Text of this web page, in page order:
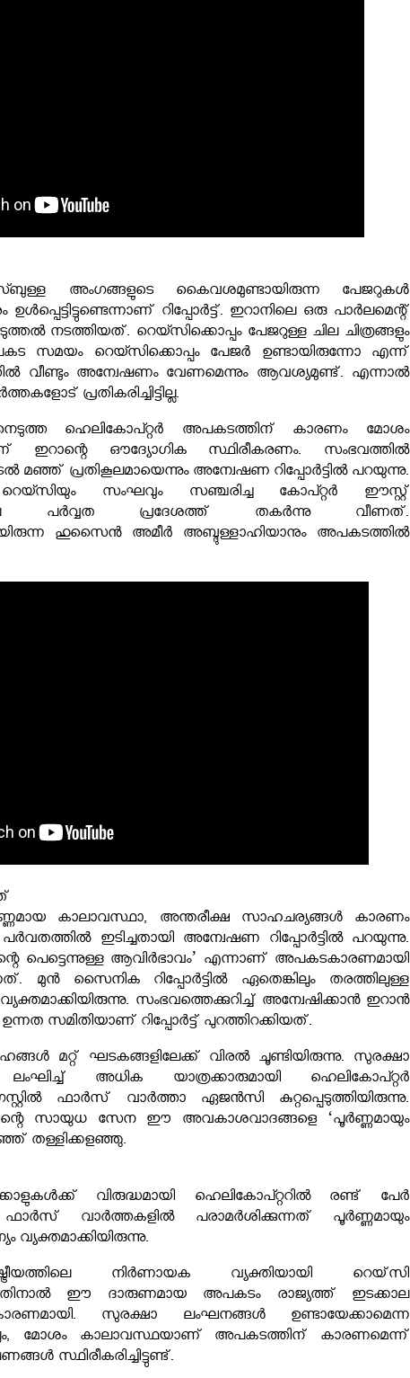
അംഗങ്ങളുടെ കൈവശമുണ്ടായിരുന്ന പേജറുകൾ
റിപ്പോർട്ട്. ഇറാനിലെ ഒരു പാർലമെന്റ്
നടത്തിയത്. റെയ്സിക്കൊപ്പം പേജറുള്ള ചില ചിത്രങ്ങളും
സമയം റെയ്സിക്കൊപ്പം പേജർ ഉണ്ടായിരുന്നോ എന്ന്
വീണ്ടും അന്വേഷണം വേണമെന്നും ആവശ്യമുണ്ട്. എന്നാൽ
പ്രതികരിച്ചിട്ടില്ല.
ഹെലികോപ്റ്റർ അപകടത്തിന് കാരണം മോശം
ഇറാന്റെ ഔദ്യോഗിക സ്ഥിരീകരണം. സംഭവത്തിൽ
മഞ്ഞ് പ്രതികൂലമായെന്നും അന്വേഷണ റിപ്പോർട്ടിൽ പറയുന്നു.
സംഘവും സഞ്ചരിച്ച കോപ്റ്റർ ഈസ്റ്റ്
പർവ്വത പ്രദേശത്ത് തകർന്നു വീണത്.
ഹുസൈൻ അമീർ അബ്ദുള്ളാഹിയാനും അപകടത്തിൽ
കാലാവസ്ഥാ, അന്തരീക്ഷ സാഹചര്യങ്ങള്‍ കാരണം
ഇടിച്ചതായി അന്വേഷണ റിപ്പോര്‍ട്ടില്‍ പറയുന്നു.
പെട്ടെന്നുള്ള ആവിര്‍ഭാവം’ എന്നാണ് അപകടകാരണമായി
മുന്‍ സൈനിക റിപ്പോര്‍ട്ടിൽ ഏതെങ്കിലും തരത്തിലുള്ള
സംഭവത്തെക്കുറിച്ച് അന്വേഷിക്കാന്‍ ഇറാന്‍
സമിതിയാണ് റിപ്പോര്‍ട്ട് പുറത്തിറക്കിയത്.
മറ്റ് ഘടകങ്ങളിലേക്ക് വിരല്‍ ചൂണ്ടിയിരുന്നു. സുരക്ഷാ
ലംഘിച്ച് അധിക യാത്രക്കാരുമായി ഹെലികോപ്റ്റര്‍
ഫാര്‍സ് വാര്‍ത്താ ഏജന്‍സി കുറ്റപ്പെടുത്തിയിരുന്നു.
സായുധ സേന ഈ അവകാശവാദങ്ങളെ ‘പൂര്‍ണ്ണമായും
തള്ളിക്കളഞ്ഞു.
വിരുദ്ധമായി ഹെലികോപ്റ്ററില്‍ രണ്ട് പേര്‍
ഫാര്‍സ് വാര്‍ത്തകളില്‍ പരാമര്‍ശിക്കുന്നത് പൂര്‍ണ്ണമായും
വ്യക്തമാക്കിയിരുന്നു.
നിര്‍ണായക വ്യക്തിയായി റെയ്‌സി
ഈ ദാരുണമായ അപകടം രാജ്യത്ത് ഇടക്കാല
സുരക്ഷാ ലംഘനങ്ങള്‍ ഉണ്ടായേക്കാമെന്ന
മോശം കാലാവസ്ഥയാണ് അപകടത്തിന് കാരണമെന്ന്
സ്ഥിരീകരിച്ചിട്ടുണ്ട്.